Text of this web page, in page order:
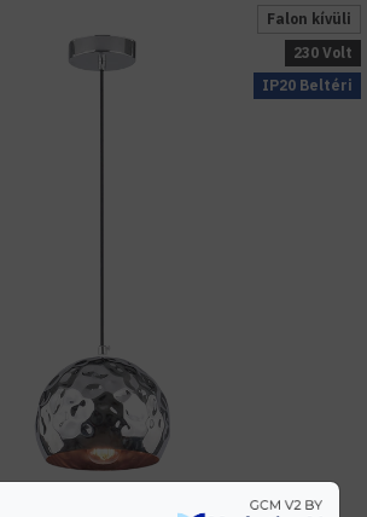
Falon kívüli
IP20 Beltéri
230 Volt